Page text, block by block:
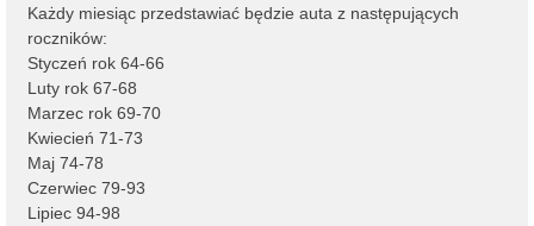
Każdy miesiąc przedstawiać będzie auta z następujących
roczników:
Styczeń rok 64-66
Luty rok 67-68
Marzec rok 69-70
Kwiecień 71-73
Maj 74-78
Czerwiec 79-93
Lipiec 94-98